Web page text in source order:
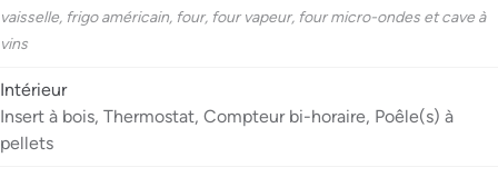
vaisselle, frigo américain, four, four vapeur, four micro-ondes et cave à
vins
Intérieur
Insert à bois, Thermostat, Compteur bi-horaire, Poêle(s) à
pellets